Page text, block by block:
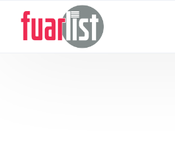
Skip to main content